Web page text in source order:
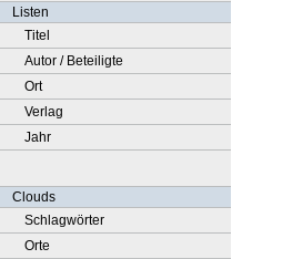
Listen
Titel
Autor / Beteiligte
Ort
Verlag
Jahr
Clouds
Schlagwörter
Orte